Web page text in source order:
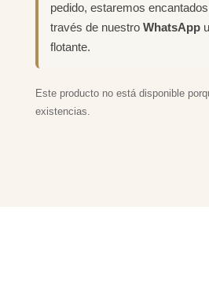
pedido, estaremos
través de nuestro WhatsApp
flotante.
Este producto no está disponible porque no quedan
existencias.